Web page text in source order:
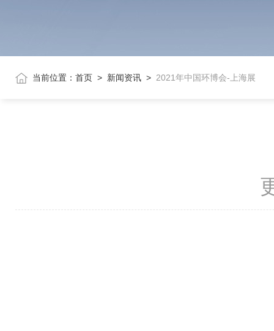
当前位置： 首页 > 新闻资讯 > 2021年中国环博会-上海展